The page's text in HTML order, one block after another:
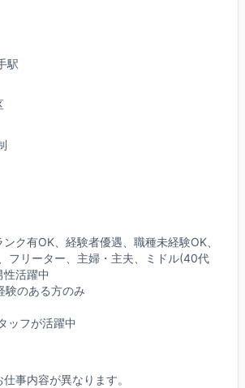
駅
ク有OK、経験者優遇、職種未経験OK、
フリーター、主婦・主夫、ミドル(40代
活躍中
のある方のみ
ッフが活躍中
事内容が異なります。